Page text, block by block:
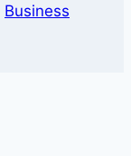
Business